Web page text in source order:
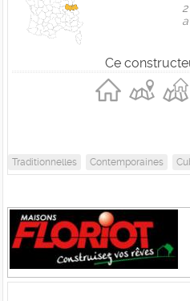
Ce
Traditionnelles Contemporaines